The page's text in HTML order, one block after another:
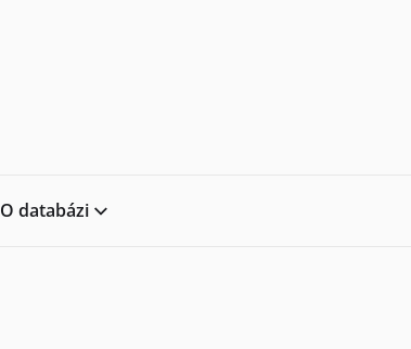
O databázi